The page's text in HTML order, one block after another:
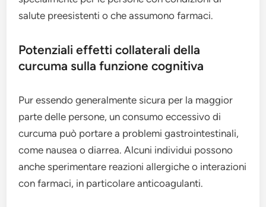
salute preesistenti o che assumono farmaci.
Potenziali effetti collaterali della
curcuma sulla funzione cognitiva
Pur essendo generalmente sicura per la maggior
parte delle persone, un consumo eccessivo di
curcuma può portare a problemi gastrointestinali,
come nausea o diarrea. Alcuni individui possono
anche sperimentare reazioni allergiche o interazioni
con farmaci, in particolare anticoagulanti.